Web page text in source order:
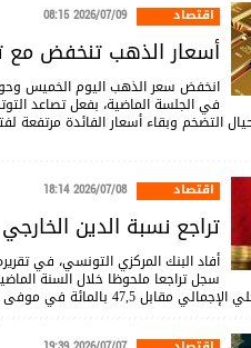
اقتصاد 2026/07/09 08:15
أسعار الذهب تنخفض مع
انخفض سعر الذهب اليوم الخميس
في الجلسة الماضية، بفعل تصاعد
التضخم وبقاء أسعار الفائدة مرتفعة
اقتصاد 2026/07/08 18:14
تراجع نسبة الدين
سجل تراجعا ملحوظا خلال السنة